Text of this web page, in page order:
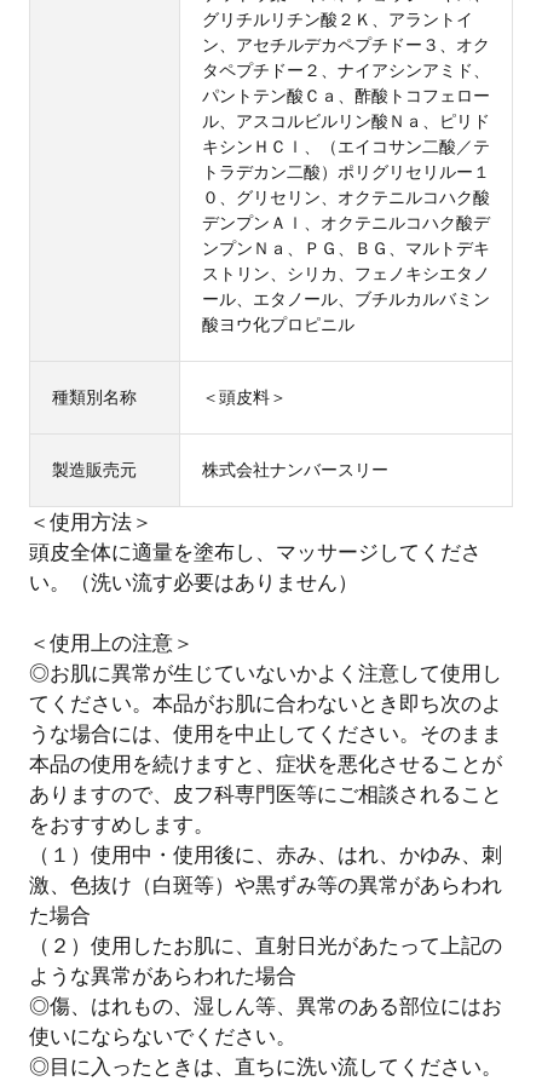
グリチルリチン酸２Ｋ、アラントイ
ン、アセチルデカペプチドー３、オク
タペプチドー２、ナイアシンアミド、
パントテン酸Ｃａ、酢酸トコフェロー
ル、アスコルビルリン酸Ｎａ、ピリド
キシンＨＣｌ、（エイコサン二酸／テ
トラデカン二酸）ポリグリセリルー１
０、グリセリン、オクテニルコハク酸
デンプンＡｌ、オクテニルコハク酸デ
ンプンＮａ、ＰＧ、ＢＧ、マルトデキ
ストリン、シリカ、フェノキシエタノ
ール、エタノール、ブチルカルバミン
酸ヨウ化プロピニル
種類別名称 ＜頭皮料＞
製造販売元 株式会社ナンバースリー
＜使用方法＞
頭皮全体に適量を塗布し、マッサージしてくださ
い。（洗い流す必要はありません）
＜使用上の注意＞
◎お肌に異常が生じていないかよく注意して使用し
てください。本品がお肌に合わないとき即ち次のよ
うな場合には、使用を中止してください。そのまま
本品の使用を続けますと、症状を悪化させることが
ありますので、皮フ科専門医等にご相談されること
をおすすめします。
（１）使用中・使用後に、赤み、はれ、かゆみ、刺
激、色抜け（白斑等）や黒ずみ等の異常があらわれ
た場合
（２）使用したお肌に、直射日光があたって上記の
ような異常があらわれた場合
◎傷、はれもの、湿しん等、異常のある部位にはお
使いにならないでください。
◎目に入ったときは、直ちに洗い流してください。